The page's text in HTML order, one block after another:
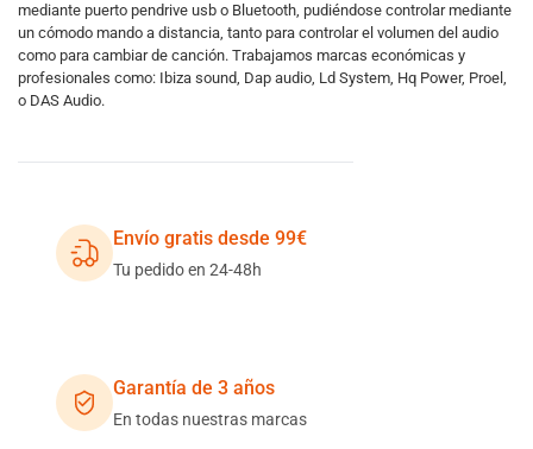
mediante puerto pendrive usb o Bluetooth, pudiéndose controlar mediante
un cómodo mando a distancia, tanto para controlar el volumen del audio
como para cambiar de canción. Trabajamos marcas económicas y
profesionales como: Ibiza sound, Dap audio, Ld System, Hq Power, Proel,
o DAS Audio.
Envío gratis desde 99€
Tu pedido en 24-48h
Garantía de 3 años
En todas nuestras marcas